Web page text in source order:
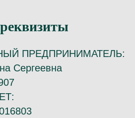
ПРЕДПРИНИМАТЕЛЬ:
Сергеевна